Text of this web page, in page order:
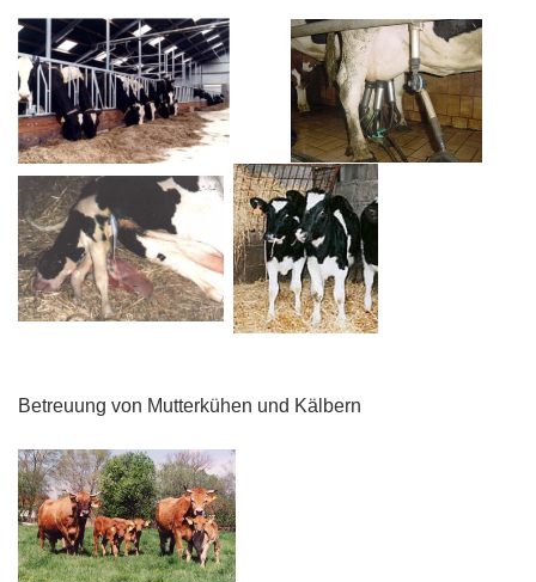
Betreuung von Mutterkühen und Kälbern